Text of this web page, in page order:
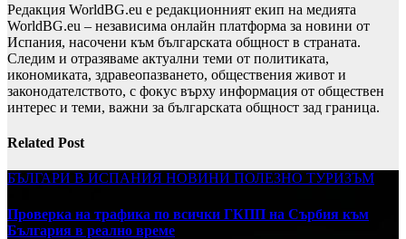
Редакция WorldBG.eu е редакционният екип на медията
WorldBG.eu – независима онлайн платформа за новини от
Испания, насочени към българската общност в страната.
Следим и отразяваме актуални теми от политиката,
икономиката, здравеопазването, обществения живот и
законодателството, с фокус върху информация от обществен
интерес и теми, важни за българската общност зад граница.
Related Post
БЪЛГАРИ В ИСПАНИЯ НОВИНИ ПОЛЕЗНО ТУРИЗЪМ
Проверка на трафика по всички ГКПП на Сърбия към
България в реално време